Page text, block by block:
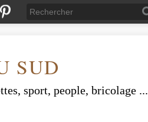
SUD
sport, people, bricolage ...